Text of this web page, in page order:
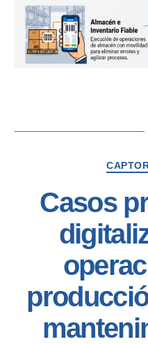
Casos